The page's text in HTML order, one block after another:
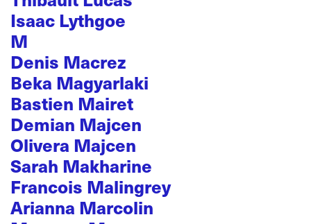
Isaac Lythgoe
M
Denis Macrez
Beka Magyarlaki
Bastien Mairet
Demian Majcen
Olivera Majcen
Sarah Makharine
Francois Malingrey
Arianna Marcolin